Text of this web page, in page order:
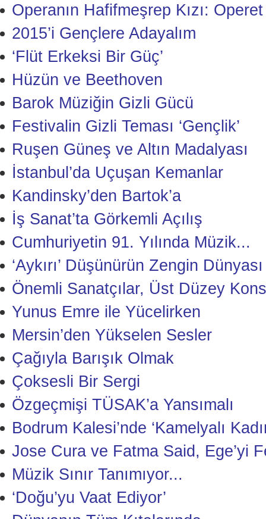
Operanın Hafifmeşrep Kızı: Operet
2015’i Gençlere Adayalım
‘Flüt Erkeksi Bir Güç’
Hüzün ve Beethoven
Barok Müziğin Gizli Gücü
Festivalin Gizli Teması ‘Gençlik’
Ruşen Güneş ve Altın Madalyası
İstanbul’da Uçuşan Kemanlar
Kandinsky’den Bartok’a
İş Sanat’ta Görkemli Açılış
Cumhuriyetin 91. Yılında Müzik...
‘Aykırı’ Düşünürün Zengin Dünyası
Önemli Sanatçılar, Üst Düzey
Yunus Emre ile Yücelirken
Mersin’den Yükselen Sesler
Çağıyla Barışık Olmak
Çoksesli Bir Sergi
Özgeçmişi TÜSAK’a Yansımalı
Bodrum Kalesi’nde ‘Kamelyalı
Jose Cura ve Fatma Said, Ege’yi
Müzik Sınır Tanımıyor...
‘Doğu’yu Vaat Ediyor’